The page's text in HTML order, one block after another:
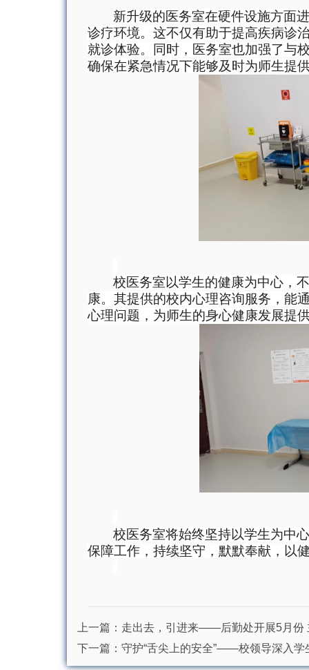
新升级的医务室在硬件设施方面
诊疗环境。这不仅有助于提高疾病诊
就诊体验。同时， 医务室也加强了与
确保在紧急情况下能够及时为师生提
校医务室以学生的健康为中心，
康。 其提供的校内心理咨询服务， 能
心理问题，为师生的身心健康发展提
校医务室将始终坚持以学生为中
保障工作，持续坚守，默默奉献，以
上一篇： 走出去，引进来——后勤处开展5月份
下一篇： 守护“舌尖上的安全”——校领导深入学